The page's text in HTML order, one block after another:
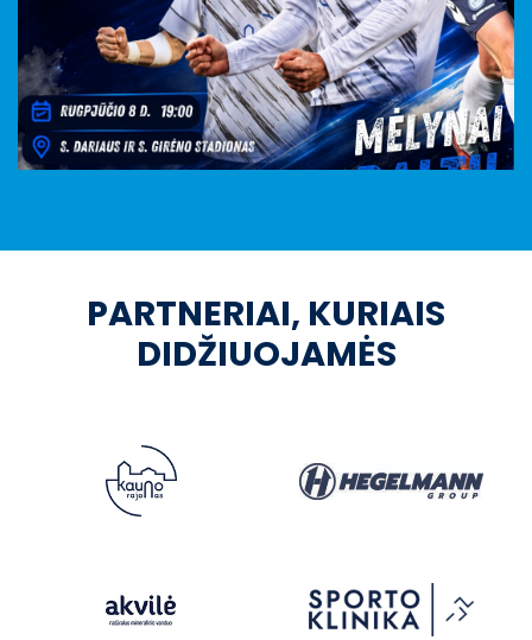
PARTNERIAI, KURIAIS
DIDŽIUOJAMĖS